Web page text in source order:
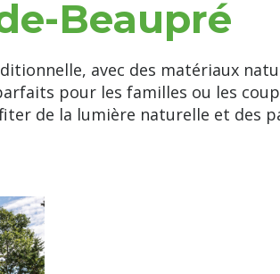
Beaupré
avec des matériaux
pour les familles ou les
de la lumière naturelle et des